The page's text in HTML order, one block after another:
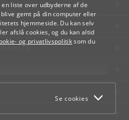
liste over udbyderne af de
gemt på din computer eller
hjemmeside. Du kan selv
afslå cookies, og du kan altid
og privatlivspolitiksom du
Se cookies